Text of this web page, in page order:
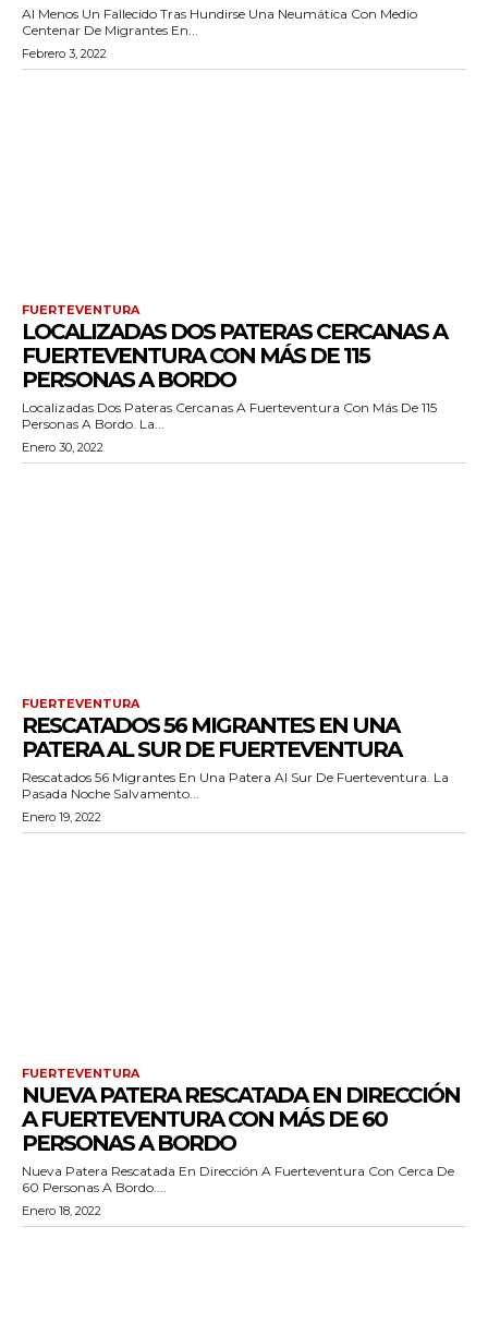
Al Menos Un Fallecido Tras Hundirse Una Neumática Con Medio
Centenar De Migrantes En...
Febrero 3, 2022
FUERTEVENTURA
LOCALIZADAS DOS PATERAS CERCANAS A
FUERTEVENTURA CON MÁS DE 115
PERSONAS A BORDO
Localizadas Dos Pateras Cercanas A Fuerteventura Con Más De 115
Personas A Bordo. La...
Enero 30, 2022
FUERTEVENTURA
RESCATADOS 56 MIGRANTES EN UNA
PATERA AL SUR DE FUERTEVENTURA
Rescatados 56 Migrantes En Una Patera Al Sur De Fuerteventura. La
Pasada Noche Salvamento...
Enero 19, 2022
FUERTEVENTURA
NUEVA PATERA RESCATADA EN DIRECCIÓN
A FUERTEVENTURA CON MÁS DE 60
PERSONAS A BORDO
Nueva Patera Rescatada En Dirección A Fuerteventura Con Cerca De
60 Personas A Bordo....
Enero 18, 2022